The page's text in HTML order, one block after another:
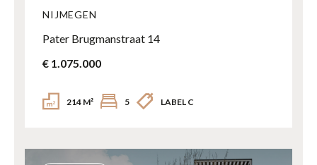
NIJMEGEN
Pater Brugmanstraat 14
€ 1.075.000
214 M² 5 LABEL C